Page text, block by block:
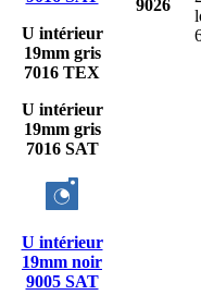
U intérieur
19mm gris
7016 TEX
U intérieur
19mm gris
7016 SAT
U intérieur
19mm noir
9005 SAT
9026